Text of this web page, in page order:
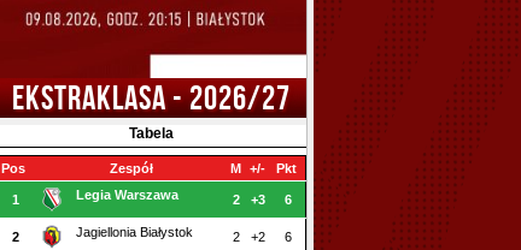
EKSTRAKLASA - 2026/27
Tabela
Pos Zespół M +/- Pkt
1 Legia Warszawa 2 +3 6
2 Jagiellonia Białystok 2 +2 6